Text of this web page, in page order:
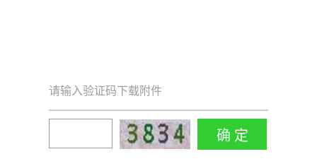
请输入验证码下载附件